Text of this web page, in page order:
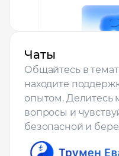
Чаты
Общайтесь в
находите
опытом. Делитесь
вопросы и
безопасной и